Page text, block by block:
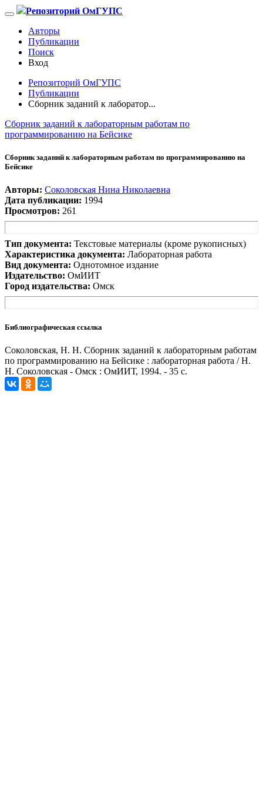
Репозиторий ОмГУПС
Авторы
Публикации
Поиск
Вход
Репозиторий ОмГУПС
Публикации
Сборник заданий к лаборатор...
Сборник заданий к лабораторным работам по
программированию на Бейсике
Сборник заданий к лабораторным работам по программированию на
Бейсике
Авторы: Соколовская Нина Николаевна
Дата публикации: 1994
Просмотров: 261
Тип документа: Текстовые материалы (кроме рукописных)
Характеристика документа: Лабораторная работа
Вид документа: Однотомное издание
Издательство: ОмИИТ
Город издательства: Омск
Библиографическая ссылка
Соколовская, Н. Н. Сборник заданий к лабораторным работам
по программированию на Бейсике : лабораторная работа / Н.
Н. Соколовская - Омск : ОмИИТ, 1994. - 35 с.